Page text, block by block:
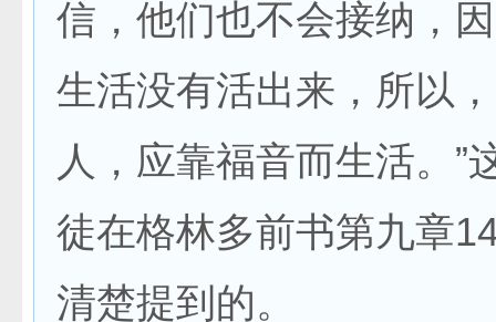
信，他们也不会接纳，
生活没有活出来，所以
人，应靠福音而生活。”
徒在格林多前书第九章
清楚提到的。